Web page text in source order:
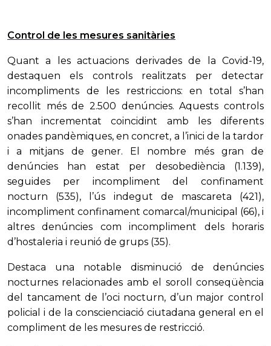
Control de les mesures sanitàries
Quant a les actuacions derivades de la Covid-19,
destaquen els controls realitzats per detectar
incompliments de les restriccions: en total s’han
recollit més de 2.500 denúncies. Aquests controls
s’han incrementat coincidint amb les diferents
onades pandèmiques, en concret, a l’inici de la tardor
i a mitjans de gener. El nombre més gran de
denúncies han estat per desobediència (1.139),
seguides per incompliment del confinament
nocturn (535), l’ús indegut de mascareta (421),
incompliment confinament comarcal/municipal (66), i
altres denúncies com incompliment dels horaris
d’hostaleria i reunió de grups (35).
Destaca una notable disminució de denúncies
nocturnes relacionades amb el soroll conseqüència
del tancament de l’oci nocturn, d’un major control
policial i de la conscienciació ciutadana general en el
compliment de les mesures de restricció.